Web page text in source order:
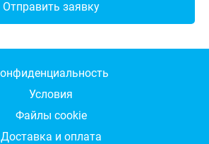
Условия
Файлы cookie
Доставка и оплата